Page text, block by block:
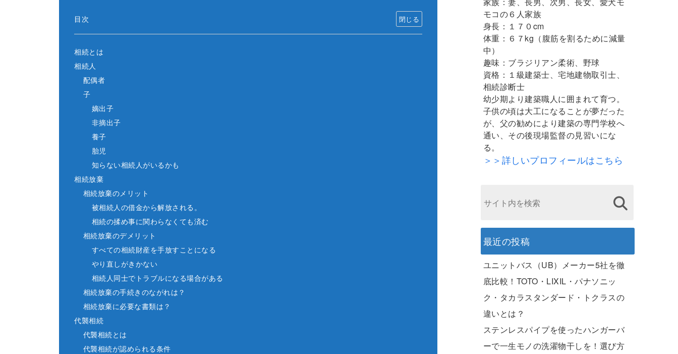
目次
相続とは
相続人
配偶者
子
嫡出子
非摘出子
養子
胎児
知らない相続人がいるかも
相続放棄
相続放棄のメリット
被相続人の借金から解放される。
相続の揉め事に関わらなくても済む
相続放棄のデメリット
すべての相続財産を手放すことになる
やり直しがきかない
相続人同士でトラブルになる場合がある
相続放棄の手続きのながれは？
相続放棄に必要な書類は？
代襲相続
代襲相続とは
代襲相続が認められる条件
モコの６人家族
身長：１７０cm
体重：６７kg（腹筋を割るために減量
中）
趣味：ブラジリアン柔術、野球
資格：１級建築士、宅地建物取引士、
相続診断士
幼少期より建築職人に囲まれて育つ。
子供の頃は大工になることが夢だった
が、父の勧めにより建築の専門学校へ
通い、その後現場監督の見習いにな
る。
＞＞詳しいプロフィールはこちら
最近の投稿
ユニットバス（UB）メーカー5社を徹
底比較！TOTO・LIXIL・パナソニッ
ク・タカラスタンダード・トクラスの
違いとは？
ステンレスパイプを使ったハンガーバ
ーで一生モノの洗濯物干しを！選び方